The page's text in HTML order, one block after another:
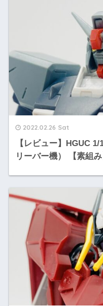
2022.02.26 Sat
【レビュー】HGUC
リーバー機） 【素組み